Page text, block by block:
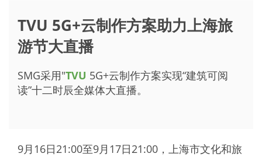
TVU 5G+云制作方案助力上海旅
游节大直播
SMG采用"TVU 5G+云制作方案实现“建筑可阅
读”十二时辰全媒体大直播。
9月16日21:00至9月17日21:00，上海市文化和旅